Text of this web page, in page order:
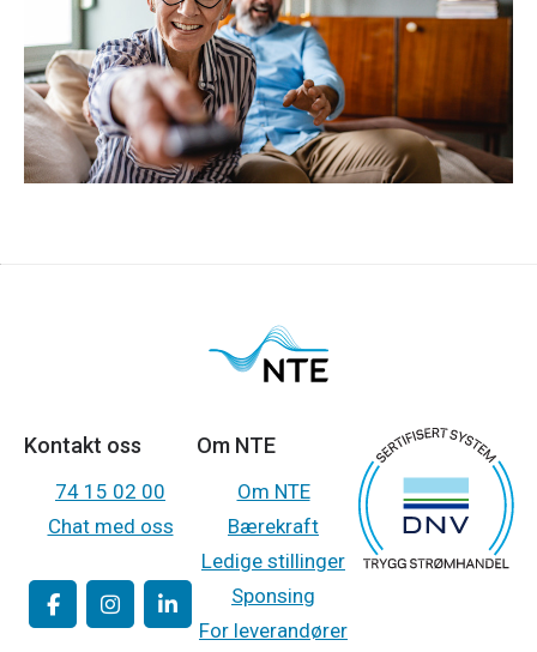
du betaler for.
Les om vår tv- og strømmetjeneste
Kontakt oss
74 15 02 00
Chat med oss
Om NTE
Om NTE
Bærekraft
Ledige stillinger
Sponsing
For leverandører